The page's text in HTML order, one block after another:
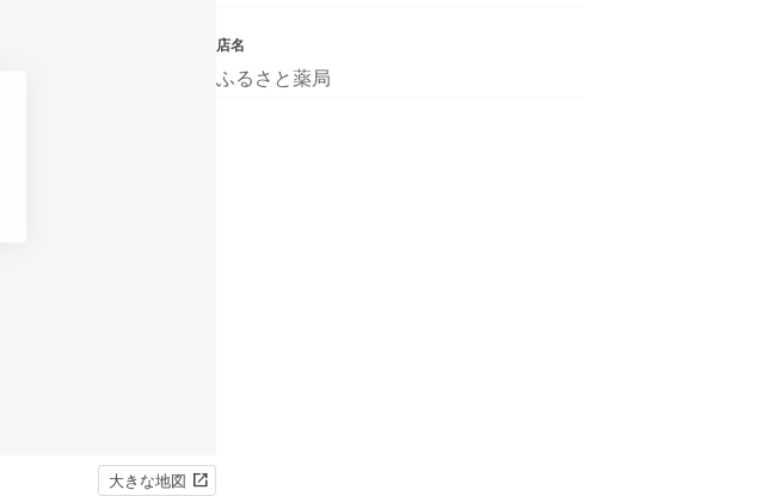
大きな地図
店名
ふるさと薬局